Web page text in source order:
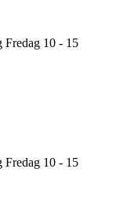
Fredag 10 - 15
Fredag 10 - 15